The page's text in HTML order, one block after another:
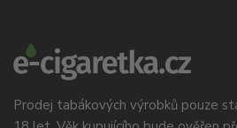
Prodej tabákových výrobků pouze